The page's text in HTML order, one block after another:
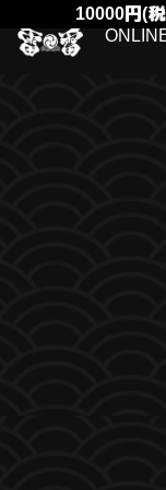
10000円(